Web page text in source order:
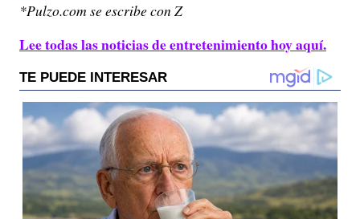
*Pulzo.com se escribe con Z
Lee todas las noticias de entretenimiento hoy aquí.